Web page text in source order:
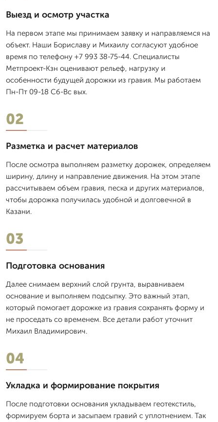
Выезд и осмотр участка
На первом этапе мы принимаем заявку и направляемся на
объект. Наши Бориславу и Михаилу согласуют удобное
время по телефону +7 993 38-75-44. Специалисты
Метпроект-Кзн оценивают рельеф, нагрузку и
особенности будущей дорожки из гравия. Мы работаем
Пн-Пт 09-18 Сб-Вс вых.
02
Разметка и расчет материалов
После осмотра выполняем разметку дорожек, определяем
ширину, длину и направление движения. На этом этапе
рассчитываем объем гравия, песка и других материалов,
чтобы дорожка получилась удобной и долговечной в
Казани.
03
Подготовка основания
Далее снимаем верхний слой грунта, выравниваем
основание и выполняем подсыпку. Это важный этап,
который помогает дорожке из гравия сохранять форму и
не проседать со временем. Все детали работ уточнит
Михаил Владимирович.
04
Укладка и формирование покрытия
После подготовки основания укладываем геотекстиль,
формируем борта и засыпаем гравий с уплотнением. Так